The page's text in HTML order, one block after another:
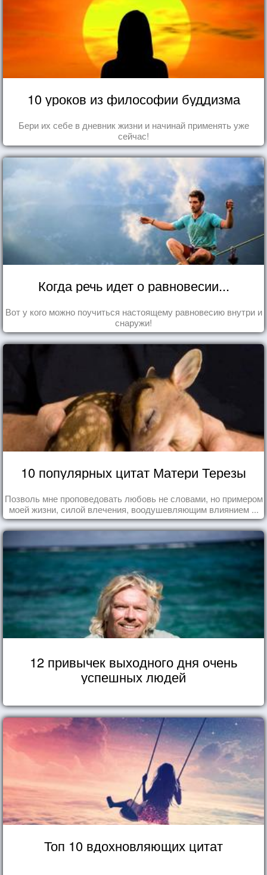
10 уроков из философии буддизма
Бери их себе в дневник жизни и начинай применять уже
сейчас!
Когда речь идет о равновесии...
Вот у кого можно поучиться настоящему равновесию внутри и
снаружи!
10 популярных цитат Матери Терезы
Позволь мне проповедовать любовь не словами, но примером
моей жизни, силой влечения, воодушевляющим влиянием ...
12 привычек выходного дня очень
успешных людей
Топ 10 вдохновляющих цитат